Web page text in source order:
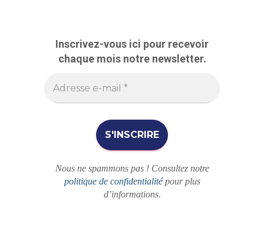
Inscrivez-vous ici pour recevoir
chaque mois notre newsletter.
Nous ne spammons pas ! Consultez notre
politique de confidentialitépour plus
d’informations.